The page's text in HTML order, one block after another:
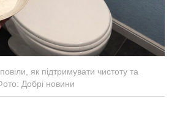
як підтримувати чистоту та
Добрі новини